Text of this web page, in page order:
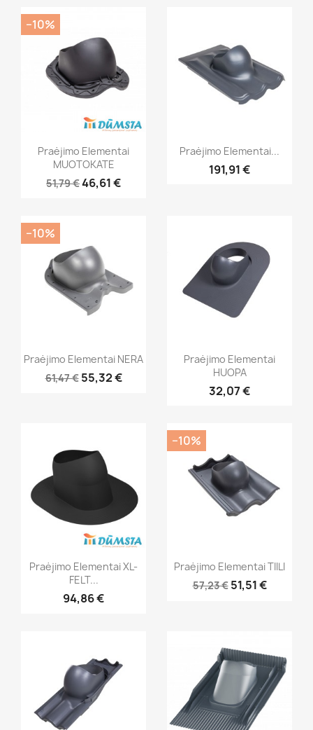
Praėjimo Elementai
MUOTOKATE
51,79 €46,61 €
−10%
Praėjimo Elementai...
191,91 €
Praėjimo Elementai NERA
61,47 € 55,32 €
−10%
Praėjimo Elementai
HUOPA
32,07 €
Praėjimo Elementai XL-
FELT...
94,86 €
Praėjimo Elementai TIILI
57,23 € 51,51 €
−10%